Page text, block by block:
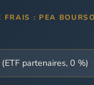
FRAIS : PEA